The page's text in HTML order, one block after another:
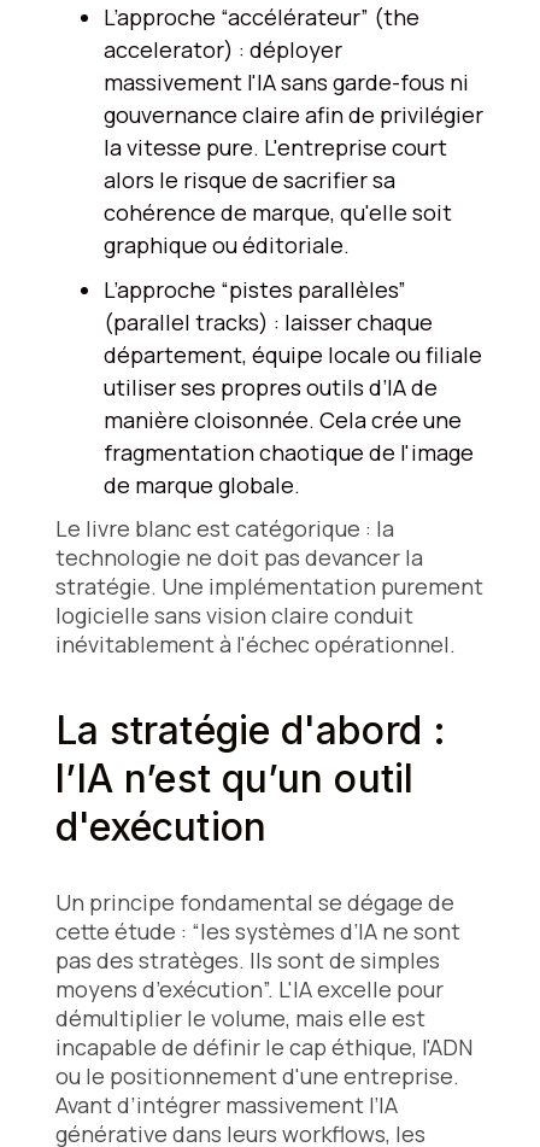
L’approche “accélérateur” (the
accelerator) : déployer
massivement l'IA sans garde-fous ni
gouvernance claire afin de privilégier
la vitesse pure. L'entreprise court
alors le risque de sacrifier sa
cohérence de marque, qu'elle soit
graphique ou éditoriale.
L’approche “pistes parallèles”
(parallel tracks) : laisser chaque
département, équipe locale ou filiale
utiliser ses propres outils d’IA de
manière cloisonnée. Cela crée une
fragmentation chaotique de l'image
de marque globale.
Le livre blanc est catégorique : la
technologie ne doit pas devancer la
stratégie. Une implémentation purement
logicielle sans vision claire conduit
inévitablement à l'échec opérationnel.
La stratégie d'abord :
l’IA n’est qu’un outil
d'exécution
Un principe fondamental se dégage de
cette étude : “les systèmes d’IA ne sont
pas des stratèges. Ils sont de simples
moyens d’exécution”. L'IA excelle pour
démultiplier le volume, mais elle est
incapable de définir le cap éthique, l'ADN
ou le positionnement d'une entreprise.
Avant d’intégrer massivement l’IA
générative dans leurs workflows, les